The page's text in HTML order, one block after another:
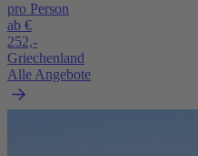
pro Person
ab €
252,-
Griechenland
Alle Angebote